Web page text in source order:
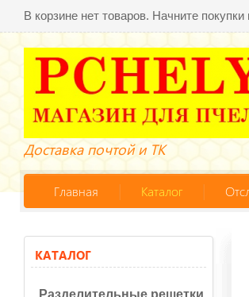
В корзине нет товаров. Начните покупки
Доставка почтой и ТК
Главная Каталог
КАТАЛОГ
Разделительные решетки